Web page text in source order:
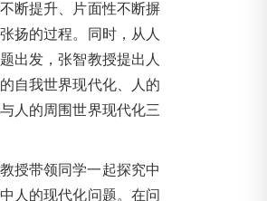
断提升、片面性不断摒
扬的过程。同时，从人
出发，张智教授提出人
自我世界现代化、人的
人的周围世界现代化三
授带领同学一起探究中
人的现代化问题。在问